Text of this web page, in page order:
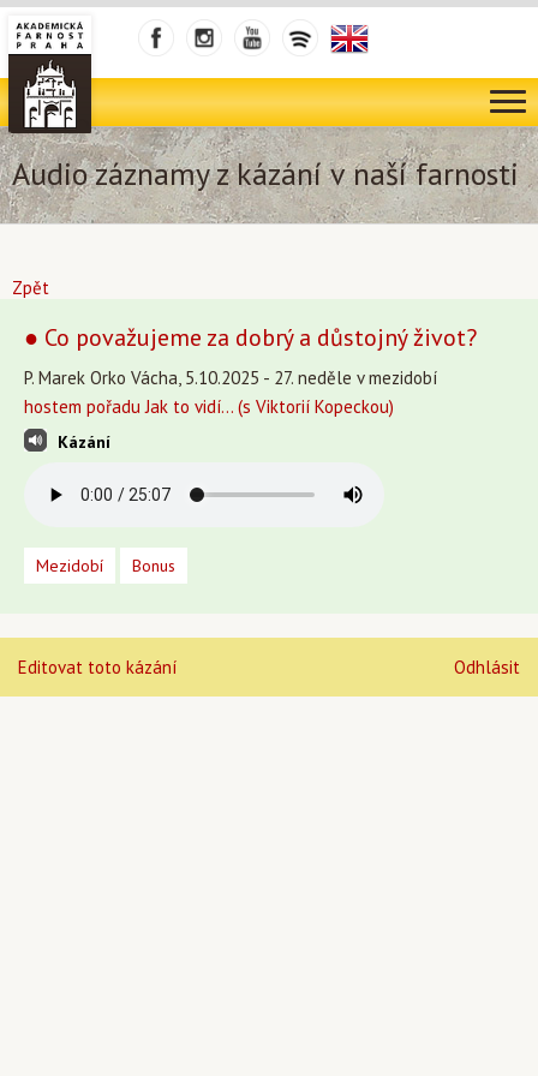
Audio záznamy z kázání v naší farnosti
Zpět
● Co považujeme za dobrý a důstojný život?
P. Marek Orko Vácha, 5.10.2025 - 27. neděle v mezidobí
hostem pořadu Jak to vidí... (s Viktorií Kopeckou)
Kázání
Mezidobí Bonus
Editovat toto kázání Odhlásit